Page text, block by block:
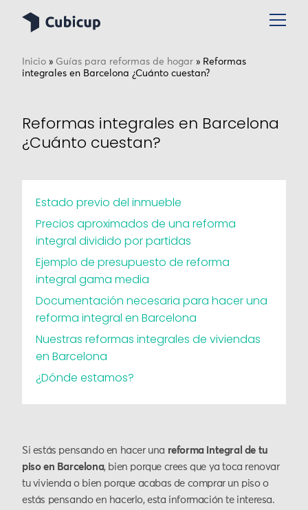
Inicio » Guías para reformas de hogar » Reformas
integrales en Barcelona ¿Cuánto cuestan?
Reformas integrales en Barcelona
¿Cuánto cuestan?
Estado previo del inmueble
Precios aproximados de una reforma
integral dividido por partidas
Ejemplo de presupuesto de reforma
integral gama media
Documentación necesaria para hacer una
reforma integral en Barcelona
Nuestras reformas integrales de viviendas
en Barcelona
¿Dónde estamos?
Si estás pensando en hacer una reforma integral de tu
piso en Barcelona, bien porque crees que ya toca renovar
tu vivienda o bien porque acabas de comprar un piso o
estás pensando en hacerlo, esta información te interesa.